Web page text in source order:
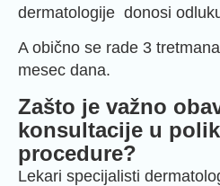
dermatologije donosi
A obično se rade 3
mesec dana.
Zašto je važno
konsultacije u
procedure?
Lekari specijalisti